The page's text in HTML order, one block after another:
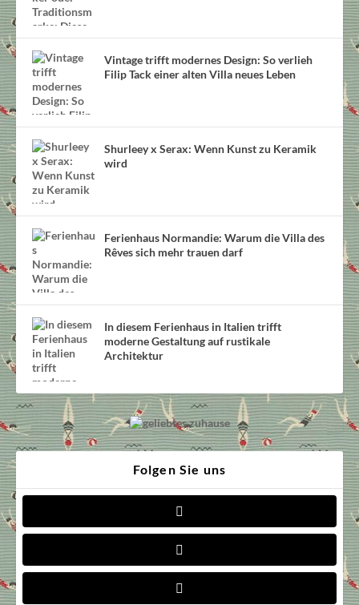
Vintage trifft modernes Design: So verlieh
Filip Tack einer alten Villa neues Leben
Shurleey x Serax: Wenn Kunst zu Keramik
wird
Ferienhaus Normandie: Warum die Villa des
Rêves sich mehr trauen darf
In diesem Ferienhaus in Italien trifft
moderne Gestaltung auf rustikale
Architektur
Folgen Sie uns